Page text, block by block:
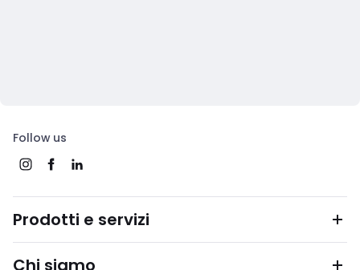
Follow us
Prodotti e servizi
Chi siamo